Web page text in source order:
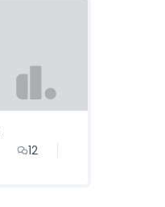
12